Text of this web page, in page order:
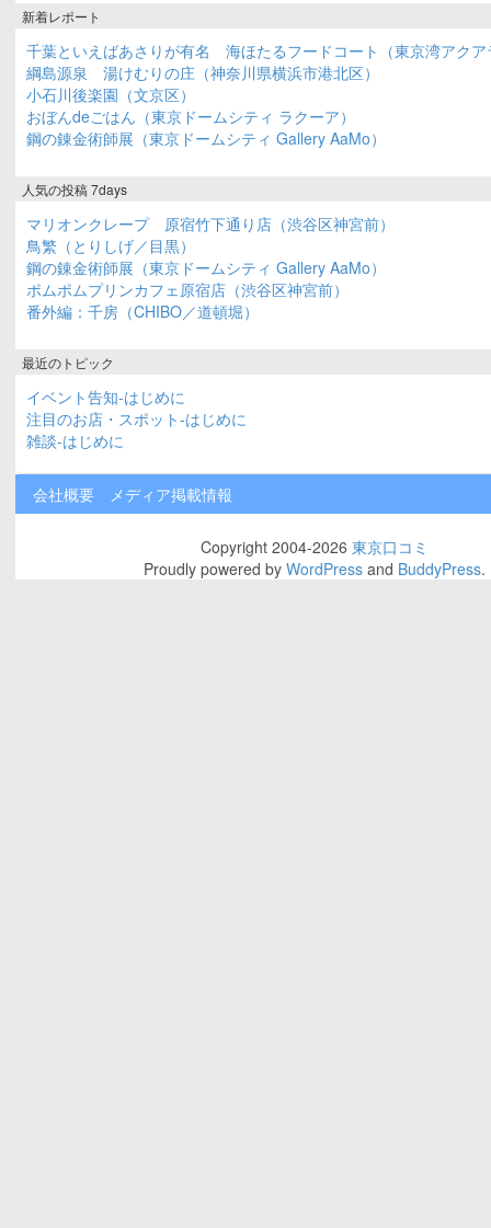
新着レポート
千葉といえばあさりが有名 海ほたるフードコート（東京湾アクア
綱島源泉 湯けむりの庄（神奈川県横浜市港北区）
小石川後楽園（文京区）
おぼんdeごはん（東京ドームシティ ラクーア）
鋼の錬金術師展（東京ドームシティ Gallery AaMo）
人気の投稿 7days
マリオンクレープ 原宿竹下通り店（渋谷区神宮前）
鳥繁（とりしげ／目黒）
鋼の錬金術師展（東京ドームシティ Gallery AaMo）
ポムポムプリンカフェ原宿店（渋谷区神宮前）
番外編：千房（CHIBO／道頓堀）
最近のトピック
イベント告知-はじめに
注目のお店・スポット-はじめに
雑談-はじめに
会社概要 メディア掲載情報
Copyright 2004-2026 東京口コミ
Proudly powered by WordPressand BuddyPress.